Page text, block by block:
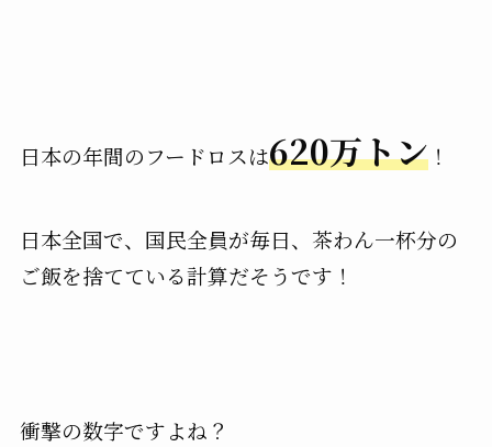
日本の年間のフードロスは620万トン！
日本全国で、国民全員が毎日、茶わん一杯分の
ご飯を捨てている計算だそうです！
衝撃の数字ですよね？